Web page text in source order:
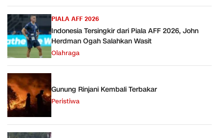
PIALA AFF 2026
Indonesia Tersingkir dari Piala AFF 2026, John
Herdman Ogah Salahkan Wasit
Olahraga
Gunung Rinjani Kembali Terbakar
Peristiwa